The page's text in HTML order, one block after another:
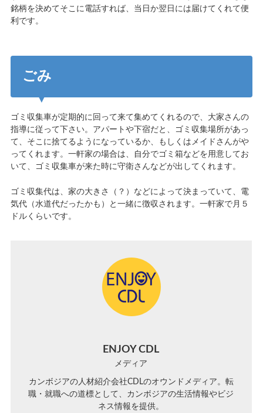
銘柄を決めてそこに電話すれば、当日か翌日には届けてくれて便
利です。
ごみ
ゴミ収集車が定期的に回って来て集めてくれるので、大家さんの
指導に従って下さい。アパートや下宿だと、ゴミ収集場所があっ
て、そこに捨てるようになっているか、もしくはメイドさんがや
ってくれます。一軒家の場合は、自分でゴミ箱などを用意してお
いて、ゴミ収集車が来た時に守衛さんなどが出してくれます。
ゴミ収集代は、家の大きさ（？）などによって決まっていて、電
気代（水道代だったかも）と一緒に徴収されます。一軒家で月５
ドルくらいです。
ENJOY CDL
メディア
カンボジアの人材紹介会社CDLのオウンドメディア。転
職・就職への道標として、カンボジアの生活情報やビジ
ネス情報を提供。